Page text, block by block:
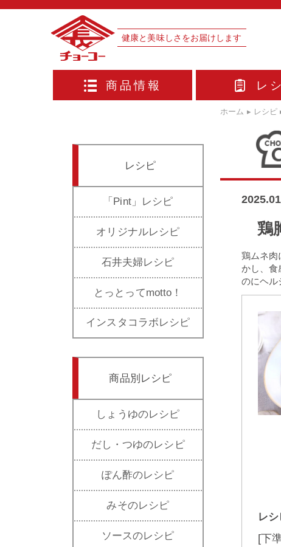
健康と美味しさをお届けします
商品情報 レ
レシピ
「Pint」レシピ
オリジナルレシピ
石井夫婦レシピ
とっとってmotto！
インスタコラボレシピ
商品別レシピ
しょうゆのレシピ
だし・つゆのレシピ
ぽん酢のレシピ
みそのレシピ
ソースのレシピ
ホーム ▸ レシピ
鶏
鶏ムネ肉
かし、食
のにヘル
レシ
[下